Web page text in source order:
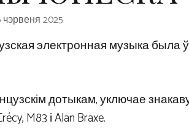
чэрвеня 2025
электронная музыка была
дотыкам, уключае
M83 і Alan Braxe.